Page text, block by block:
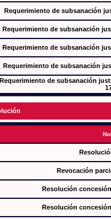
Requerimiento de subsanación
Requerimiento de subsanación
Requerimiento de subsanación
Requerimiento de subsanación
de subsanación
Revocación
Resolución
Resolución